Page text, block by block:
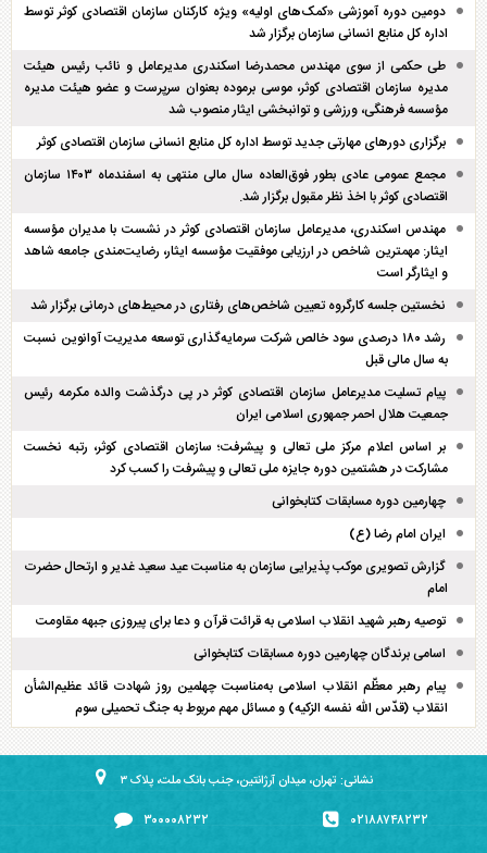
دومین دوره آموزشی «کمک‌های اولیه» ویژه کارکنان سازمان اقتصادی کوثر توسط
اداره کل منابع انسانی سازمان برگزار شد
طی حکمی از سوی مهندس محمدرضا اسکندری مدیرعامل و نائب رئیس هیئت
مدیره سازمان اقتصادی کوثر، موسی برموده بعنوان سرپرست و عضو هیئت مدیره
مؤسسه فرهنگی، ورزشی و توانبخشی ایثار منصوب شد
برگزاری دور‌های مهارتی جدید توسط اداره کل منابع انسانی سازمان اقتصادی کوثر
مجمع عمومی عادی بطور فوق‌العاده سال مالی منتهی به اسفند‌ماه ۱۴۰۳ سازمان
اقتصادی کوثر با اخذ نظر مقبول برگزار شد.
مهندس اسکندری، مدیرعامل سازمان اقتصادی کوثر در نشست با مدیران مؤسسه
ایثار: مهمترین شاخص در ارزیابی موفقیت مؤسسه ایثار، رضایت‌مندی جامعه شاهد
و ایثارگر است
نخستین جلسه کارگروه تعیین شاخص‌های رفتاری در محیط‌های درمانی برگزار شد
رشد ۱۸۰ درصدی سود خالص شرکت سرمایه‌گذاری توسعه مدیریت آوانوین نسبت
به سال مالی قبل
پیام تسلیت مدیرعامل سازمان اقتصادی کوثر در پی درگذشت والده مکرمه رئیس
جمعیت هلال احمر جمهوری اسلامی ایران
بر اساس اعلام مرکز ملی تعالی و پیشرفت؛ سازمان اقتصادی کوثر، رتبه نخست
مشارکت در هشتمین دوره جایزه ملی تعالی و پیشرفت را کسب کرد
چهارمین دوره مسابقات کتابخوانی
ایران امام رضا (ع)
گزارش تصویری موکب پذیرایی سازمان به مناسبت عید سعید غدیر و ارتحال حضرت
امام
توصیه رهبر شهید انقلاب اسلامی به قرائت قرآن و دعا برای پیروزی جبهه مقاومت
اسامی برندگان چهارمین دوره مسابقات کتابخوانی
پیام رهبر معظّم انقلاب اسلامی به‌مناسبت چهلمین روز شهادت قائد عظیم‌الشأن
انقلاب (قدّس الله نفسه الزکیه) و مسائل مهم مربوط به جنگ تحمیلی سوم
نشانی: تهران، میدان آرژانتین، جنب بانک ملت، پلاک ۳
۰۲۱۸۸۷۴۸۲۳۲ ۳۰۰۰۰۸۲۳۲